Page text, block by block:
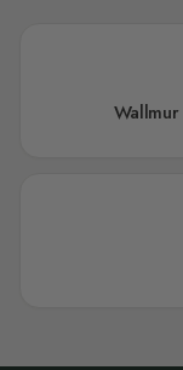
Wallmur